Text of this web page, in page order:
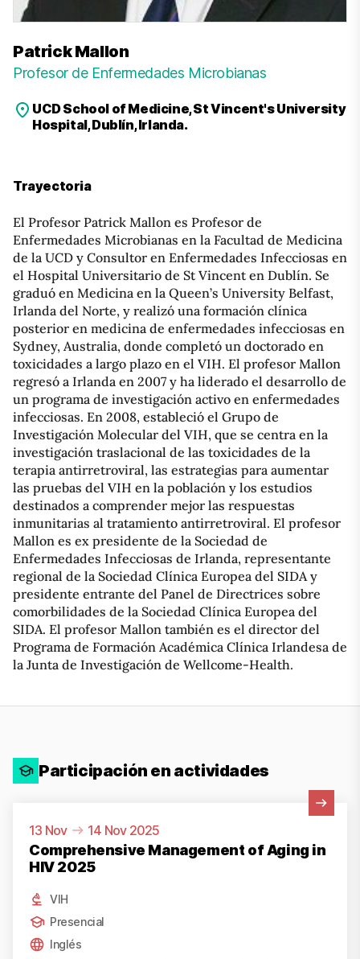
Patrick Mallon
Profesor de Enfermedades Microbianas
UCD School of Medicine, St Vincent's University
Hospital, Dublín, Irlanda.
Trayectoria
El Profesor Patrick Mallon es Profesor de
Enfermedades Microbianas en la Facultad de Medicina
de la UCD y Consultor en Enfermedades Infecciosas en
el Hospital Universitario de St Vincent en Dublín. Se
graduó en Medicina en la Queen’s University Belfast,
Irlanda del Norte, y realizó una formación clínica
posterior en medicina de enfermedades infecciosas en
Sydney, Australia, donde completó un doctorado en
toxicidades a largo plazo en el VIH. El profesor Mallon
regresó a Irlanda en 2007 y ha liderado el desarrollo de
un programa de investigación activo en enfermedades
infecciosas. En 2008, estableció el Grupo de
Investigación Molecular del VIH, que se centra en la
investigación traslacional de las toxicidades de la
terapia antirretroviral, las estrategias para aumentar
las pruebas del VIH en la población y los estudios
destinados a comprender mejor las respuestas
inmunitarias al tratamiento antirretroviral. El profesor
Mallon es ex presidente de la Sociedad de
Enfermedades Infecciosas de Irlanda, representante
regional de la Sociedad Clínica Europea del SIDA y
presidente entrante del Panel de Directrices sobre
comorbilidades de la Sociedad Clínica Europea del
SIDA. El profesor Mallon también es el director del
Programa de Formación Académica Clínica Irlandesa de
la Junta de Investigación de Wellcome-Health.
Participación en actividades
13 Nov 14 Nov 2025
Comprehensive Management of Aging in
HIV 2025
VIH
Presencial
Inglés